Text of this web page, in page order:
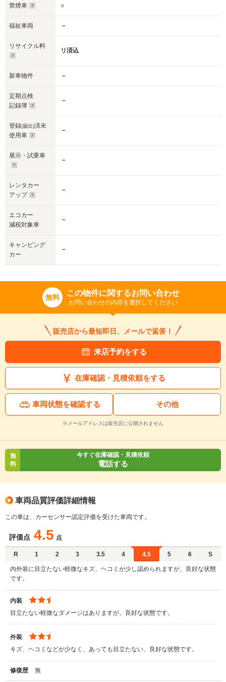
禁煙車 ○
福祉車両 －
リサイクル料
リ済込
新車物件 －
定期点検
記録簿
－
登録(届出)済未
使用車
－
展示・試乗車
－
レンタカー
アップ
－
エコカー
減税対象車
－
キャンピング
カー
－
無料 この物件に関するお問い合わせ
お問い合わせの内容を選択してください
販売店から最短即日、メールで返答！
来店予約をする
在庫確認・見積依頼をする
車両状態を確認する その他
※メールアドレスは販売店に公開されません
無
料
今すぐ在庫確認・見積依頼
電話する
車両品質評価詳細情報
この車は、カーセンサー認定評価を受けた車両です。
評価点 4.5 点
R 1 2 3 3.5 4 4.5 5 6 S
内外装に目立たない軽微なキズ、ヘコミが少し認められますが、良好な状態
です。
内装
目立たない軽微なダメージはありますが、良好な状態です。
外装
キズ、ヘコミなどが少なく、あっても目立たない、良好な状態です。
修復歴 無